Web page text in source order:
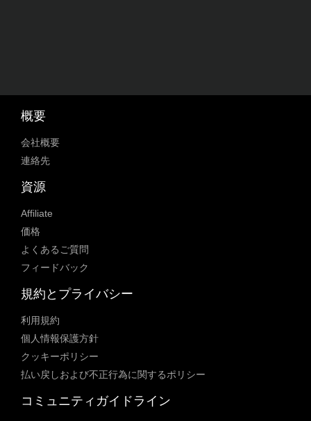
概要
会社概要
連絡先
資源
Affiliate
価格
よくあるご質問
フィードバック
規約とプライバシー
利用規約
個人情報保護方針
クッキーポリシー
払い戻しおよび不正行為に関するポリシー
コミュニティガイドライン